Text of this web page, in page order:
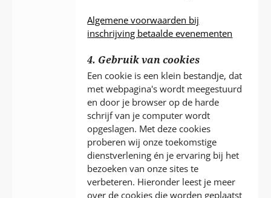
Algemene voorwaarden bij
inschrijving betaalde evenementen
4. Gebruik van cookies
Een cookie is een klein bestandje, dat
met webpagina's wordt meegestuurd
en door je browser op de harde
schrijf van je computer wordt
opgeslagen. Met deze cookies
proberen wij onze toekomstige
dienstverlening én je ervaring bij het
bezoeken van onze sites te
verbeteren. Hieronder leest je meer
over de cookies die worden geplaatst